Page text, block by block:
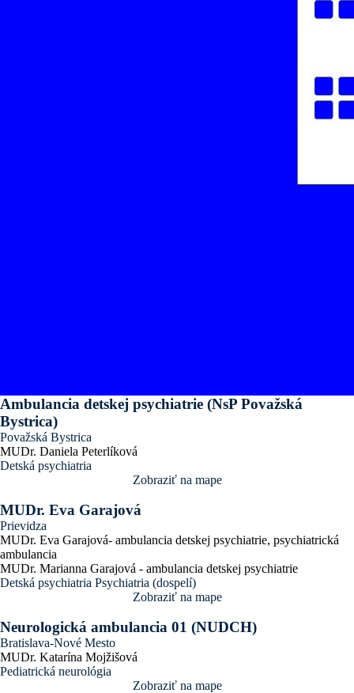
Ambulancia detskej psychiatrie (NsP Považská
Bystrica)
Považská Bystrica
MUDr. Daniela Peterlíková
Detská psychiatria
Zobraziť na mape
MUDr. Eva Garajová
Prievidza
MUDr. Eva Garajová- ambulancia detskej psychiatrie, psychiatrická
ambulancia
MUDr. Marianna Garajová - ambulancia detskej psychiatrie
Detská psychiatria Psychiatria (dospelí)
Zobraziť na mape
Neurologická ambulancia 01 (NUDCH)
Bratislava-Nové Mesto
MUDr. Katarína Mojžišová
Pediatrická neurológia
Zobraziť na mape